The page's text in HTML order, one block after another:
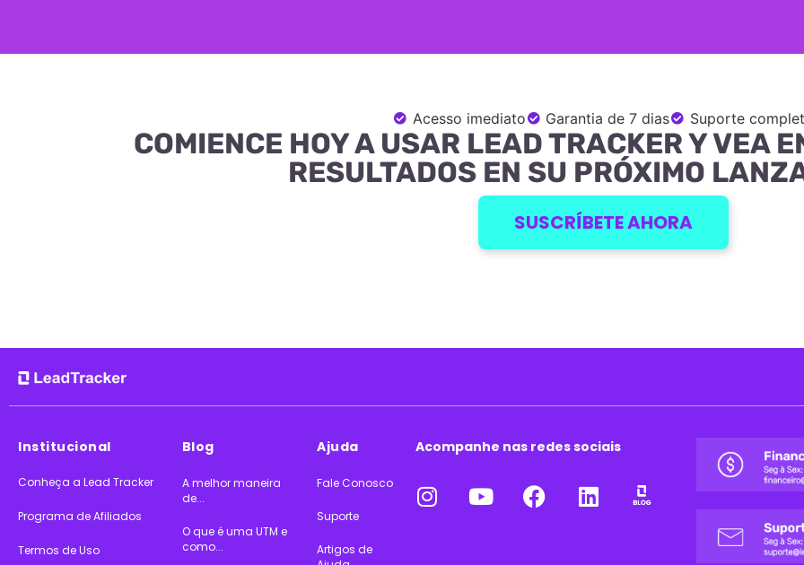
Acesso imediato Garantia de 7 dias Suporte
COMIENCE HOY A USAR LEAD TRACKER Y VEA
RESULTADOS EN SU PRÓXIMO
SUSCRÍBETE AHORA
Institucional
Conheça a Lead Tracker
Programa de Afiliados
Termos de Uso
Blog
A melhor maneira
de...
O que é uma UTM e
como...
Ajuda
Fale Conosco
Suporte
Artigos de
Acompanhe nas redes sociais